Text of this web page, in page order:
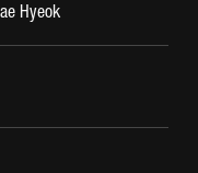
Hyeok